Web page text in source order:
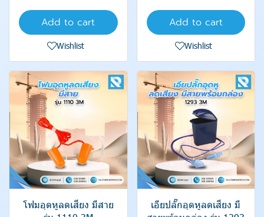
Add to cart
Wishlist
Add to cart
Wishlist
โฟมอุดหูลดเสียง มีสาย
เอียปลั๊กอุดหูลดเสียง มี